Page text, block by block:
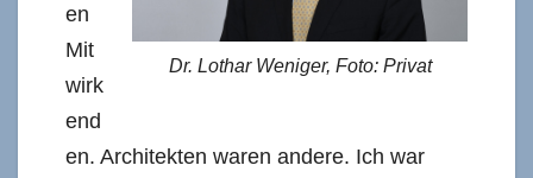
Dr. Lothar Weniger, Foto: Privat
en
Mit
wirk
end
en. Architekten waren andere. Ich war